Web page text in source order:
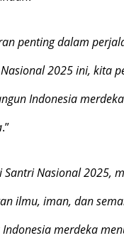
penting dalam
2025 ini, kita
Indonesia
.”
Santri Nasional 2025,
ilmu, iman, dan
merdeka